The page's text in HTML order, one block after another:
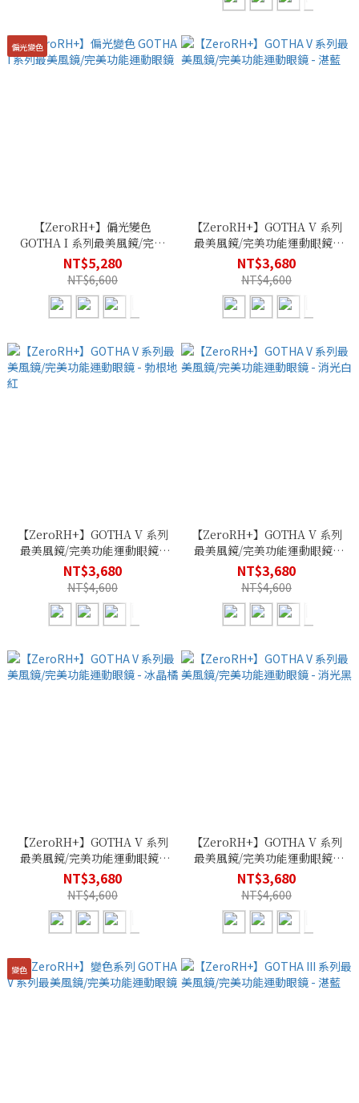
偏光變色
【ZeroRH+】偏光變色
GOTHA I 系列最美風鏡/完美
功能運動眼鏡
NT$5,280
NT$6,600
【ZeroRH+】GOTHA V 系列
最美風鏡/完美功能運動眼鏡 -
湛藍
NT$3,680
NT$4,600
【ZeroRH+】GOTHA V 系列
最美風鏡/完美功能運動眼鏡 -
勃根地紅
NT$3,680
NT$4,600
【ZeroRH+】GOTHA V 系列
最美風鏡/完美功能運動眼鏡 -
消光白
NT$3,680
NT$4,600
【ZeroRH+】GOTHA V 系列
最美風鏡/完美功能運動眼鏡 -
冰晶橘
NT$3,680
NT$4,600
【ZeroRH+】GOTHA V 系列
最美風鏡/完美功能運動眼鏡 -
消光黑
NT$3,680
NT$4,600
變色